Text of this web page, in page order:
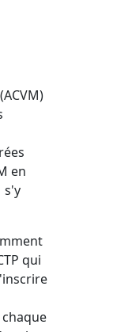
en
s'y
qui